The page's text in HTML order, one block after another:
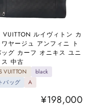
VUITTON ルイヴィトン カ
ヤージュ アンフィニ ト
ッグ カーフ オニキス ユニ
ス 中古
VUITTON
black
バッグ
A
¥198,000